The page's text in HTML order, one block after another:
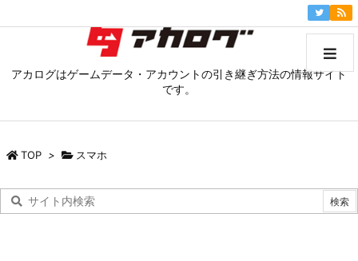
アカログはゲームデータ・アカウントの引き継ぎ方法の情報サイト
です。
TOP > スマホ